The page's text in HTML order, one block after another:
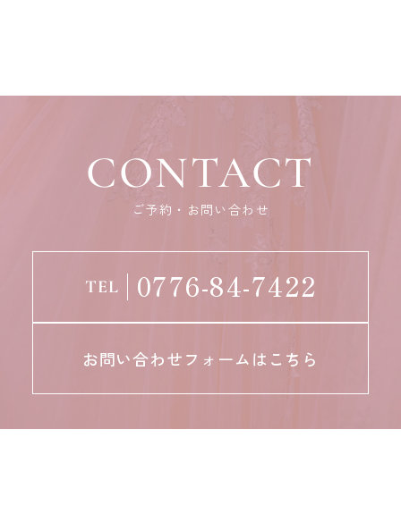
CONTACT
ご予約・お問い合わせ
TEL 0776-84-7422
お問い合わせフォームはこちら